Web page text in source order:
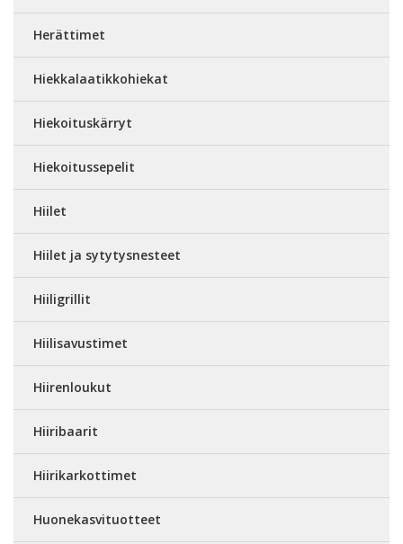
Herättimet
Hiekkalaatikkohiekat
Hiekoituskärryt
Hiekoitussepelit
Hiilet
Hiilet ja sytytysnesteet
Hiiligrillit
Hiilisavustimet
Hiirenloukut
Hiiribaarit
Hiirikarkottimet
Huonekasvituotteet